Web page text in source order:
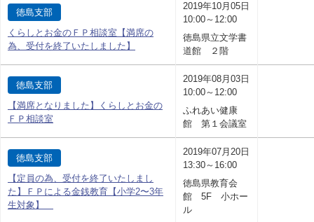
徳島支部
くらしとお金のＦＰ相談室【満席の
為、受付を終了いたしました】
2019年10月05日
10:00～12:00
徳島県立文学書
道館 ２階
徳島支部
【満席となりました】くらしとお金の
ＦＰ相談室
2019年08月03日
10:00～12:00
ふれあい健康
館 第１会議室
徳島支部
【定員の為、受付を終了いたしまし
た】ＦＰによる金銭教育【小学2〜3年
生対象】
2019年07月20日
13:30～16:00
徳島県教育会
館 5F 小ホー
ル